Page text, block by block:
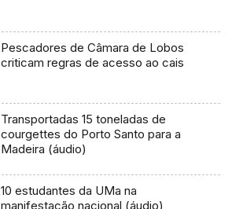
Pescadores de Câmara de Lobos
criticam regras de acesso ao cais
Transportadas 15 toneladas de
courgettes do Porto Santo para a
Madeira (áudio)
10 estudantes da UMa na
manifestação nacional (áudio)